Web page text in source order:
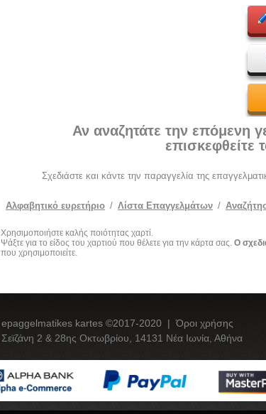
Αν αναζητάτε την επόμενη
επισκεφθείτε
Σχεδιάστε και κάντε την παραγγελία της
Αλφαβητικό ευρετήριο / Λίστα Επαγγελμάτων /
Χρησιμοποιήστε καλής ποιότητας χαρτί.
Ψάξτε για το είδος του χαρτιού που θέλετε για την κάρτα σας. Ο
που χρησιμοποιείτε.
epaggelmatikes kartes ©2017-2020 | Όροι χρήσης
Σεϊζάνη 2 & 28ης Οκτωβρίου, 14131 Νέα Ιωνία, Αθήνα